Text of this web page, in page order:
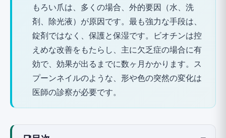
もろい爪は、多くの場合、外的要因（水、洗
剤、除光液）が原因です。最も強力な手段は、
錠剤ではなく、保護と保湿です。ビオチンは控
えめな改善をもたらし、主に欠乏症の場合に有
効で、効果が出るまでに数ヶ月かかります。ス
プーンネイルのような、形や色の突然の変化は
医師の診察が必要です。